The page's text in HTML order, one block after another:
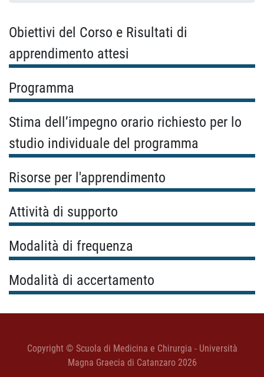
Obiettivi del Corso e Risultati di
apprendimento attesi
Programma
Stima dell’impegno orario richiesto per lo
studio individuale del programma
Risorse per l'apprendimento
Attività di supporto
Modalità di frequenza
Modalità di accertamento
Copyright © Scuola di Medicina e Chirurgia - Università
Magna Graecia di Catanzaro 2026